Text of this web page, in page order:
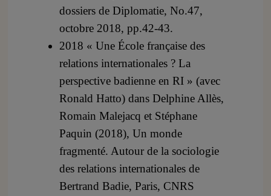
dossiers de Diplomatie, No.47,
octobre 2018, pp.42-43.
2018 « Une École française des
relations internationales ? La
perspective badienne en RI » (avec
Ronald Hatto) dans Delphine Allès,
Romain Malejacq et Stéphane
Paquin (2018), Un monde
fragmenté. Autour de la sociologie
des relations internationales de
Bertrand Badie, Paris, CNRS